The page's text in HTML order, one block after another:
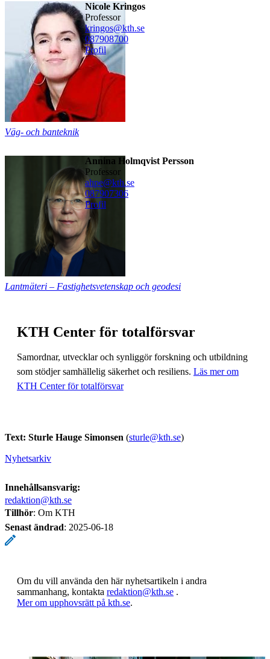
Nicole Kringos
professor
kringos@kth.se
087908700
Profil
Väg- och banteknik
Annina Holmqvist Persson
professor
ahpe@kth.se
087907306
Profil
Lantmäteri – Fastighetsvetenskap och geodesi
KTH Center för totalförsvar
Samordnar, utvecklar och synliggör forskning och utbildning
som stödjer samhällelig säkerhet och resiliens. Läs mer om
KTH Center för totalförsvar
Text: Sturle Hauge Simonsen (sturle@kth.se)
Nyhetsarkiv
Innehållsansvarig:
redaktion@kth.se
Tillhör: Om KTH
Senast ändrad: 2025-06-18
Om du vill använda den här nyhetsartikeln i andra
sammanhang, kontakta redaktion@kth.se .
​​​​​​​Mer om upphovsrätt på kth.se​​​​​​​​​​​​​​.